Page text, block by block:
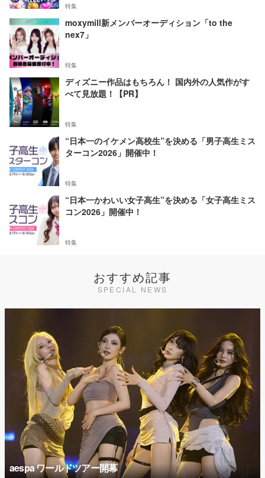
特集
moxymill新メンバーオーディション「to the
nex7」
特集
ディズニー作品はもちろん！ 国内外の人気作がす
べて見放題！【PR】
特集
“日本一のイケメン高校生”を決める「男子高生ミス
ターコン2026」開催中！
特集
“日本一かわいい女子高生”を決める「女子高生ミス
コン2026」開催中！
特集
おすすめ記事
SPECIAL NEWS
aespa ワールドツアー開幕